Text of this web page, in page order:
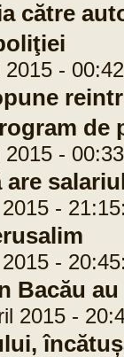
către
-
de
-
are
-
-
Bacău
2015 -